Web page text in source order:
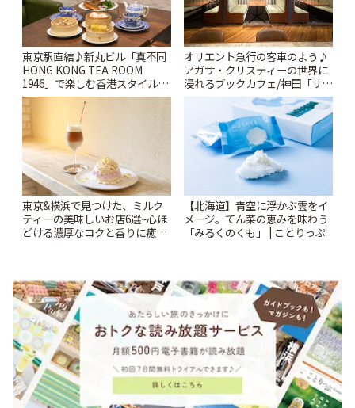
東京駅直結♪新丸ビル「真不同
HONG KONG TEA ROOM
1946」で楽しむ香港スタイルの
アフタヌーンティー | ことりっ
ぷ
オリエント急行の客車のよう♪
アガサ・クリスティーの世界に
浸れるブックカフェ/神田「サロ
ンクリスティ」 | ことりっぷ
東京&横浜で見つけた、ミルク
ティーの美味しいお店6選~心ほ
どける濃厚なコクと香りに癒や
【北海道】青空に浮かぶ雲をイ
メージ。てん菜の恵みを味わう
「みるくのくも」 | ことりっぷ